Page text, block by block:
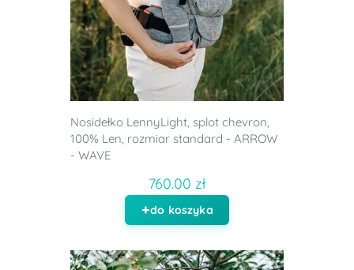
Nosidełko LennyLight, splot chevron,
100% Len, rozmiar standard - ARROW
- WAVE
760.00 zł
do koszyka